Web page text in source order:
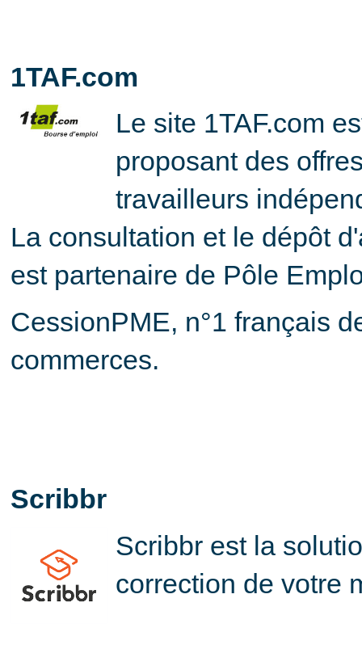
1TAF.com
Le site 1TAF.com
proposant des
travailleurs
La consultation et le dépôt
est partenaire de Pôle
CessionPME, n°1 français
commerces.
Scribbr
Scribbr est la
correction de votre